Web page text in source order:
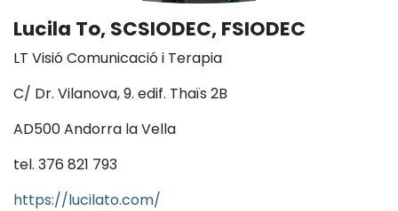
Lucila To, SCSIODEC, FSIODEC
LT Visió Comunicació i Terapia
C/ Dr. Vilanova, 9. edif. Thaïs 2B
AD500 Andorra la Vella
tel. 376 821 793
https://lucilato.com/